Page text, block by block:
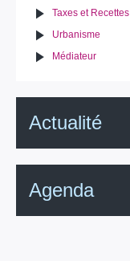
Taxes et Recettes
Urbanisme
Médiateur
Actualité
Agenda